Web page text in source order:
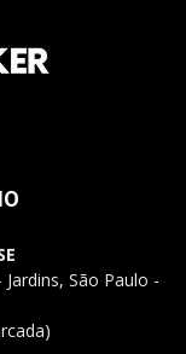
São Paulo -